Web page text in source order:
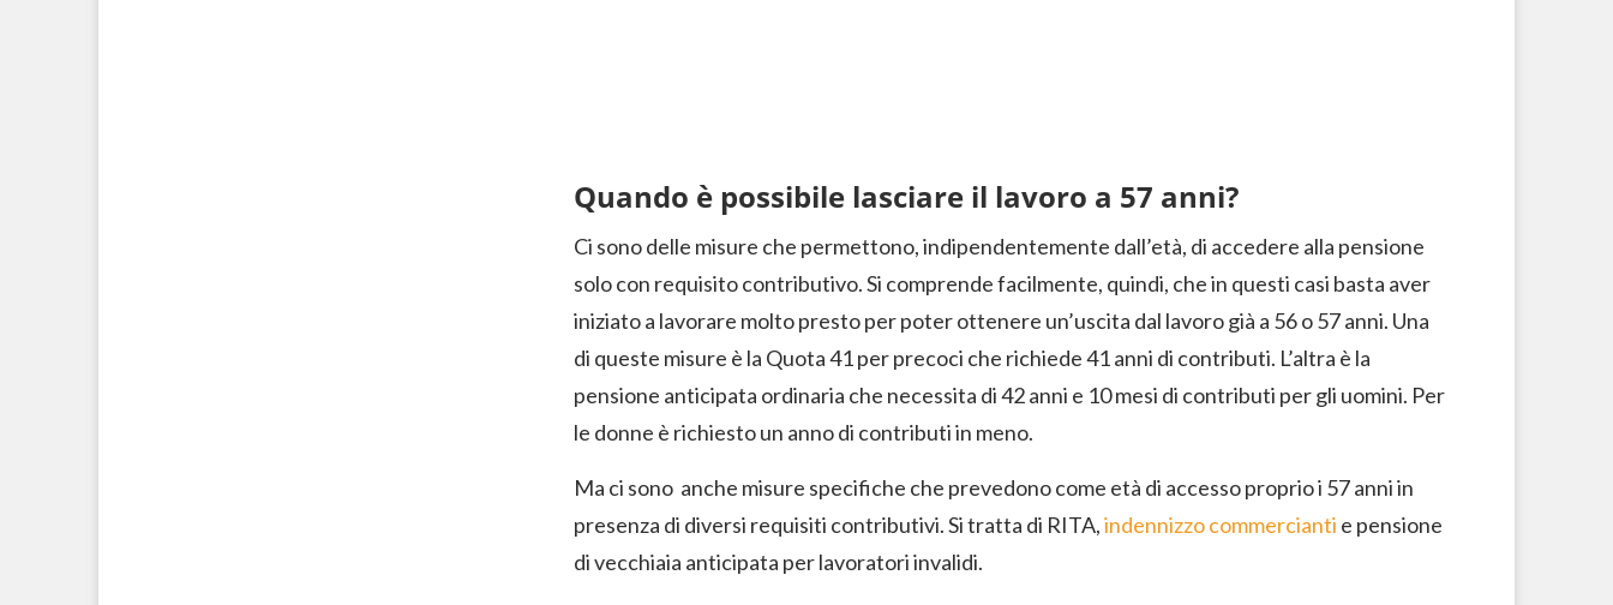
Quando è possibile lasciare il lavoro a 57 anni?
Ci sono delle misure che permettono, indipendentemente dall’età, di accedere alla pensione
solo con requisito contributivo. Si comprende facilmente, quindi, che in questi casi basta aver
iniziato a lavorare molto presto per poter ottenere un’uscita dal lavoro già a 56 o 57 anni. Una
di queste misure è la Quota 41 per precoci che richiede 41 anni di contributi. L’altra è la
pensione anticipata ordinaria che necessita di 42 anni e 10 mesi di contributi per gli uomini. Per
le donne è richiesto un anno di contributi in meno.
Ma ci sono anche misure specifiche che prevedono come età di accesso proprio i 57 anni in
presenza di diversi requisiti contributivi. Si tratta di RITA,indennizzo commercianti e pensione
di vecchiaia anticipata per lavoratori invalidi.